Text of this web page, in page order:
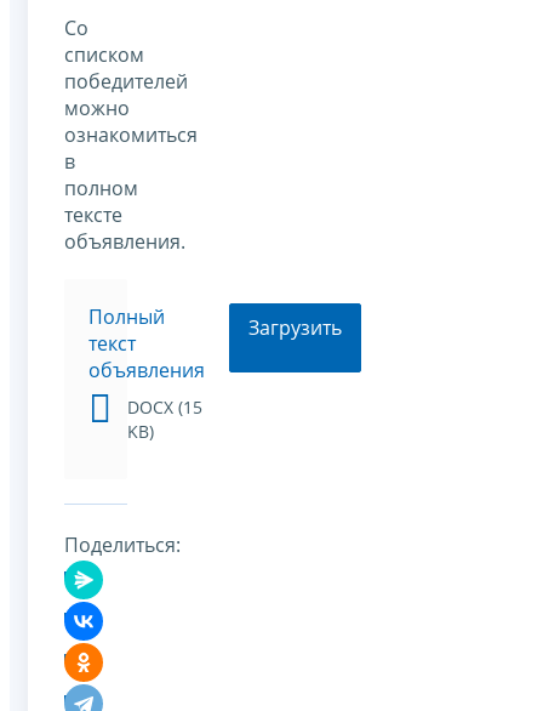
Со
списком
победителей
можно
ознакомиться
в
полном
тексте
объявления.
Полный
текст
объявления
DOCX (15
KB)
Загрузить
Поделиться: